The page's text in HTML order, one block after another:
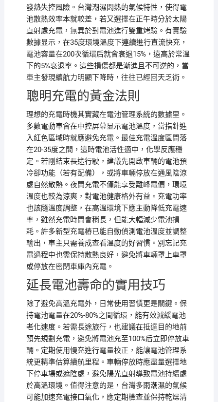
發熱失控風險。台灣潮濕悶熱的氣候特性，使得電
池散熱效率本就較差，若又選擇在正午時分於太陽
直射處充電，無異於對電池進行雙重烤驗。有實驗
數據显示，在35度環境溫度下連續進行直流快充，
電池容量在200次循環后就會衰退15%，遠高於常溫
下的5%衰退率。這些損傷都是漸進且不可逆的，當
車主發現續航力明顯下降時，往往已經回天乏術。
聰明充電的黃金法則
理想的充電時機其實藏在電池管理系統的數據里。
多數電動車會在中控屏幕显示電池溫度，當指針進
入紅色區域時就應避免充電。最佳充電溫度區間落
在20-35度之間，這時電池活性適中，化學反應穩
定。若剛結束長途行駛，建議先開啟車輛的電池預
冷卻功能（若有配備），或將車輛停放在通風陰涼
處自然散熱。夜間充電不僅能享受離峰電價，環境
溫度也較為涼爽，對電池健康格外有益。充電功率
也該隨溫度調整，在高溫環境下應主動降低充電速
率，雖然充電時間會稍長，但能大幅減少電池損
耗。許多新型充電樁已能自動偵測電池溫度並調整
輸出，車主只需養成查看溫度的好習慣。別忘記充
電過程中也需保持散熱良好，避免將車輛罩上車罩
或停放在密閉車庫內充電。
延長電池壽命的實用技巧
除了避免高溫充電外，日常使用習慣更是關鍵。保
持電池電量在20%-80%之間循環，能有效減緩電池
老化速度。若需長途旅行，也建議在抵達目的地前
預先規劃充電，避免將電池充至100%后立即停放車
輛。定期使用慢充進行電量校正，能讓電池管理系
統更精準估算續航里程。車輛停放時應盡量選擇地
下停車場或遮陰處，避免陽光直射導致電池持續處
於高溫環境。值得注意的是，台灣多雨潮濕的氣候
可能加速充電接口氧化，應定期檢查並保持乾燥清